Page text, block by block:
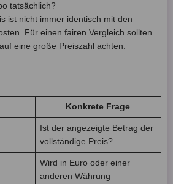
tatsächlich?
ist nicht immer identisch mit den
Für einen fairen Vergleich sollten
eine große Preiszahl achten.
Konkrete Frage
Ist der angezeigte Betrag der
vollständige Preis?
Wird in Euro oder einer
anderen Währung